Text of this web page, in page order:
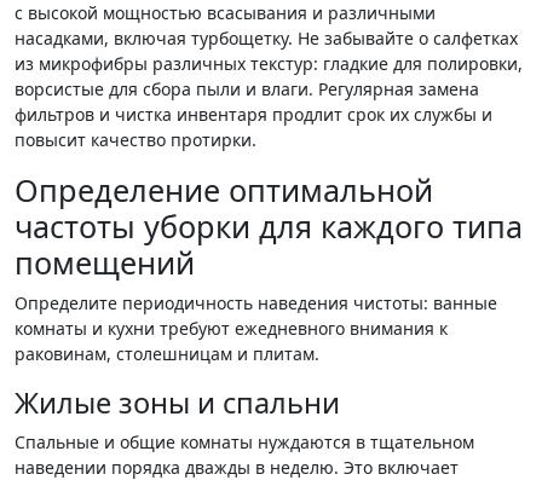
с высокой мощностью всасывания и различными
насадками, включая турбощетку. Не забывайте о салфетках
из микрофибры различных текстур: гладкие для полировки,
ворсистые для сбора пыли и влаги. Регулярная замена
фильтров и чистка инвентаря продлит срок их службы и
повысит качество протирки.
Определение оптимальной
частоты уборки для каждого типа
помещений
Определите периодичность наведения чистоты: ванные
комнаты и кухни требуют ежедневного внимания к
раковинам, столешницам и плитам.
Жилые зоны и спальни
Спальные и общие комнаты нуждаются в тщательном
наведении порядка дважды в неделю. Это включает